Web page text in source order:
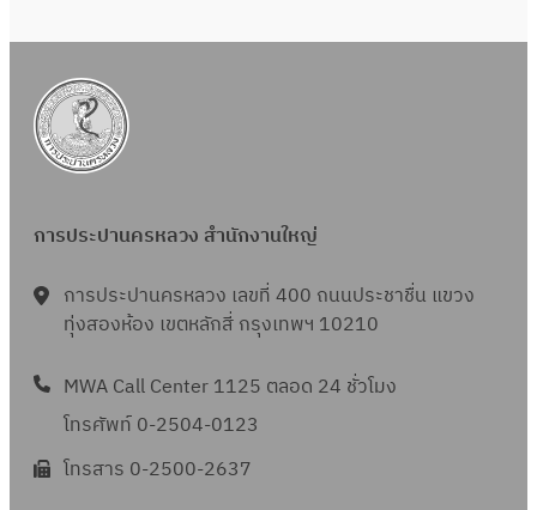
การประปานครหลวง สำนักงานใหญ่
การประปานครหลวง เลขที่ 400 ถนนประชาชื่น แขวง
ทุ่งสองห้อง เขตหลักสี่ กรุงเทพฯ 10210
MWA Call Center 1125 ตลอด 24 ชั่วโมง
โทรศัพท์ 0-2504-0123
โทรสาร 0-2500-2637